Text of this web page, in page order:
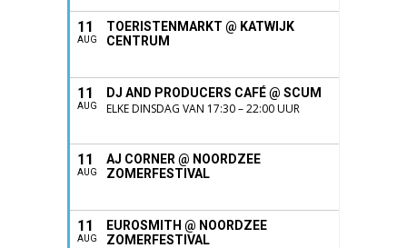
11
AUG
TOERISTENMARKT @ KATWIJK
CENTRUM
11
AUG
DJ AND PRODUCERS CAFÉ @ SCUM
ELKE DINSDAG VAN 17:30 – 22:00 UUR
11
AUG
AJ CORNER @ NOORDZEE
ZOMERFESTIVAL
11
AUG
EUROSMITH @ NOORDZEE
ZOMERFESTIVAL